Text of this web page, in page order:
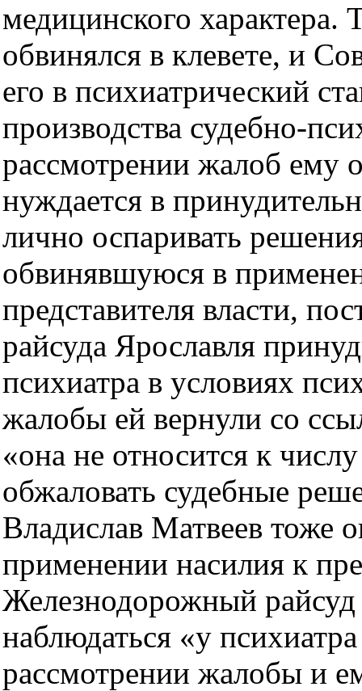
медицинского характера.
обвинялся в клевете, и
его в психиатрический
производства судебно-
рассмотрении жалоб ему
нуждается в
лично оспаривать
обвинявшуюся в
представителя власти,
райсуда Ярославля
психиатра в условиях
жалобы ей вернули со
«она не относится к
обжаловать судебные
Владислав Матвеев тоже
применении насилия к
Железнодорожный
наблюдаться «у
рассмотрении жалобы и